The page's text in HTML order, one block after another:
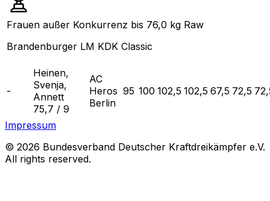
Frauen außer Konkurrenz bis 76,0 kg Raw
Brandenburger LM KDK Classic
-
Heinen,
Svenja,
Annett
75,7 / 9
AC
Heros
Berlin
95 100 102,5 102,5 67,5 72,5
Impressum
© 2026 Bundesverband Deutscher Kraftdreikämpfer e.V.
All rights reserved.